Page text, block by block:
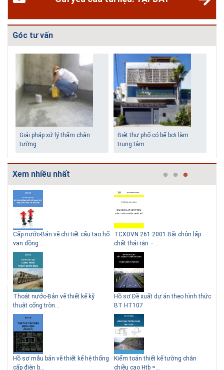
Góc tư vấn
Biệt thự phố có bể bơi làm
Lý do nên sử dụng gạch
Xem nhiều nhất
Cấp nước-Bản vẽ chi tiết cấu tạo hố
van đồng...
Thoát nước-Bản vẽ thiết kế kỹ
thuật cống tròn...
Hồ sơ mẫu bản vẽ thiết kế hệ thống
cấp điện b...
TCXDVN 261:2001 Bãi chôn lấp
chất thải rắn –...
Hồ sơ Đề xuất dự án theo hình thức
BT HT107
Kiểm toán thiết kế tường chắn
chiều cao Htb =...